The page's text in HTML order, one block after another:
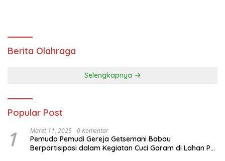
Berita Olahraga
Selengkapnya
Popular Post
1 Maret 11, 2025 0 Komentar
Pemuda Pemudi Gereja Getsemani Babau
Berpartisipasi dalam Kegiatan Cuci Garam di Lahan PT.